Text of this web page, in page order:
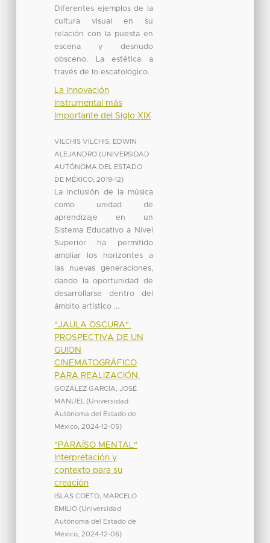
Diferentes ejemplos de la
cultura visual en su
relación con la puesta en
escena y desnudo
obsceno. La estética a
través de lo escatológico.
La Innovación
Instrumental más
Importante del Siglo XIX
VILCHIS VILCHIS, EDWIN
ALEJANDRO (UNIVERSIDAD
AUTÓNOMA DEL ESTADO
DE MÉXICO, 2019-12)
La inclusión de la música
como unidad de
aprendizaje en un
Sistema Educativo a Nivel
Superior ha permitido
ampliar los horizontes a
las nuevas generaciones,
dando la oportunidad de
desarrollarse dentro del
ámbito artístico ...
"JAULA OSCURA".
PROSPECTIVA DE UN
GUION
CINEMATOGRÁFICO
PARA REALIZACIÓN.
GOZÁLEZ GARCÍA, JOSÉ
MANUEL
(Universidad
Autónoma del Estado de
México, 2024-12-05)
"PARAÍSO MENTAL"
Interpretación y
contexto para su
creación
ISLAS COETO, MARCELO
EMILIO (Universidad
Autónoma del Estado de
México, 2024-12-06)